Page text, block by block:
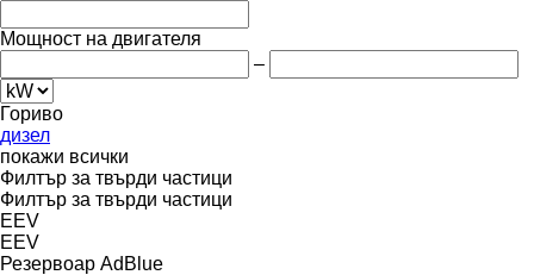
Мощност на двигателя
–
Гориво
дизел
покажи всички
Филтър за твърди частици
Филтър за твърди частици
EEV
EEV
Резервоар AdBlue